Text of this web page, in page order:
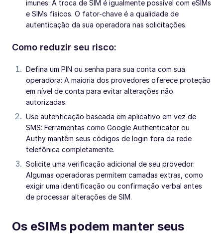
imunes: A troca de SIM é igualmente possível com eSIMs
e SIMs físicos. O fator-chave é a qualidade de
autenticação da sua operadora nas solicitações.
Como reduzir seu risco:
Defina um PIN ou senha para sua conta com sua
operadora: A maioria dos provedores oferece proteção
em nível de conta para evitar alterações não
autorizadas.
Use autenticação baseada em aplicativo em vez de
SMS: Ferramentas como Google Authenticator ou
Authy mantêm seus códigos de login fora da rede
telefônica completamente.
Solicite uma verificação adicional de seu provedor:
Algumas operadoras permitem camadas extras, como
exigir uma identificação ou confirmação verbal antes
de processar alterações de SIM.
Os eSIMs podem manter seus